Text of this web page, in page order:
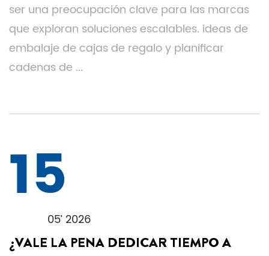
ser una preocupación clave para las marcas
que exploran soluciones escalables. ideas de
embalaje de cajas de regalo y planificar
cadenas de ...
1505’ 2026
¿VALE LA PENA DEDICAR TIEMPO A